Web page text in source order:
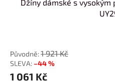
Džíny dámské s
1 921 Kč
–44 %
1 061 Kč